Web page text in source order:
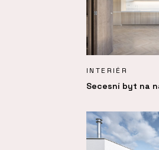
INTERIÉR
Secesní byt na